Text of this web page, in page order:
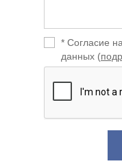
* Согласие
данных (